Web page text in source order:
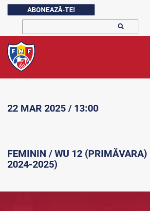
ABONEAZĂ-TE!
22 MAR 2025 / 13:00
FEMININ / WU 12 (PRIMĂVARA)
2024-2025)